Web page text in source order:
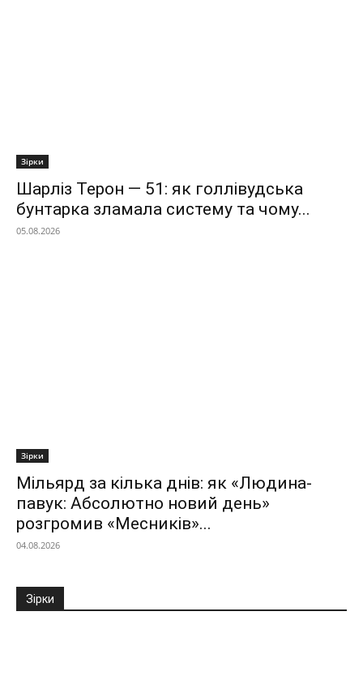
Зірки
Шарліз Терон — 51: як голлівудська
бунтарка зламала систему та чому...
05.08.2026
Зірки
Мільярд за кілька днів: як «Людина-
павук: Абсолютно новий день»
розгромив «Месників»...
04.08.2026
Зірки